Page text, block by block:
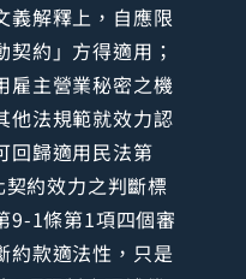
解釋上，自應限
約」方得適用；
雇主營業秘密之機
他法規範就效力認
回歸適用民法第
約效力之判斷標
9-1條第1項四個審
約款適法性，只是